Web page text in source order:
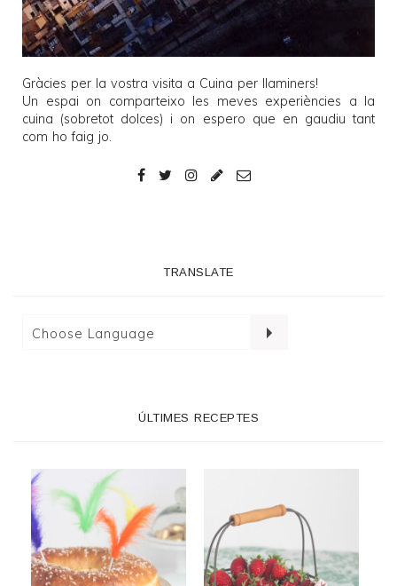
Gràcies per la vostra visita a Cuina per llaminers!
Un espai on comparteixo les meves experiències a la
cuina (sobretot dolces) i on espero que en gaudiu tant
com ho faig jo.
TRANSLATE
ÚLTIMES RECEPTES